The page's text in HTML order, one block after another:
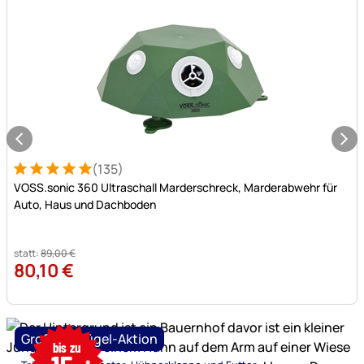
Bewertung: 5 von 5 (135 Bewertungen)
135 Bewertungen
(135)
VOSS.sonic 360 Ultraschall Marderschreck, Marderabwehr für
Auto, Haus und Dachboden
statt:89,00€
80,10€
Große Geflügel-Aktion
nur
bis
bis zu